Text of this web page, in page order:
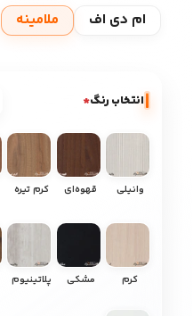
ام دی اف
ملامینه
انتخاب رنگ*
وانیلی قهوه‌ای کرم تیره
کرم مشکی پلاتینیوم